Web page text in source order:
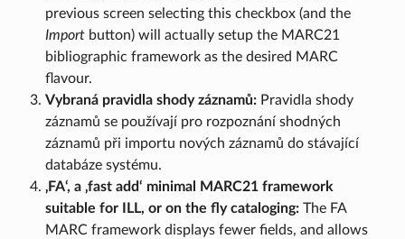
previous screen selecting this checkbox (and the
Importbutton) will actually setup the MARC21
bibliographic framework as the desired MARC
flavour.
Vybraná pravidla shody záznamů:Pravidla shody
záznamů se používají pro rozpoznání shodných
záznamů při importu nových záznamů do stávající
databáze systému.
‚FA‘, a ‚fast add‘ minimal MARC21 framework
suitable for ILL, or on the fly cataloging:The FA
MARC framework displays fewer fields, and allows